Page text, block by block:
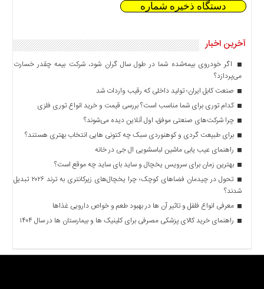
دستگاه ذخیره شماره
آخرین اخبار
اگر خودروی بیمه‌شده شما در طول سال گران شود، شرکت بیمه چقدر خسارت
می‌پردازد؟
صنعت کابل ایران؛ تولید داخلی که رقیب واردات شد
کدام توری برای شما مناسب است؟ بررسی قیمت و خرید انواع توری فلزی
چرا شرکت‌های صنعتی موفق، اول آنلاین دیده می‌شوند؟
برای طبیعت گردی و کوهنوردی سبک چه کتونی هایی انتخاب بهتری هستند؟
راهنمای عیب یابی ماشین لباسشویی ال جی در خانه
بهترین زمان برای سرویس یخچال و ساید بای ساید چه موقع است؟
تحول در چیدمان فضاهای کوچک؛ چرا یخچال‌های زیرکانتری به ترند ۲۰۲۶ تبدیل
شدند؟
معرفی انواع فلفل و تاثیر آن ‌ها در بهبود طعم و خواص دارویی غذاها
راهنمای خرید کالای پزشکی مصرفی برای کلینیک ها و بیمارستان ها در سال ۱۴۰۴